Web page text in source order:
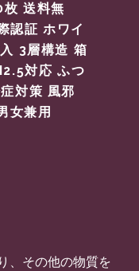
送料無
認証 ホワイ
3層構造 箱
対応 ふつ
対策 風邪
女兼用
、その他の物質を